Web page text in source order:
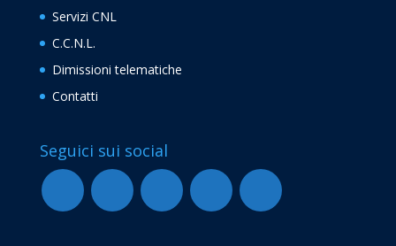
Servizi CNL
C.C.N.L.
Dimissioni telematiche
Contatti
Seguici sui social